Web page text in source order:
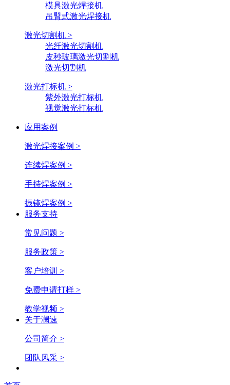
模具激光焊接机
吊臂式激光焊接机
激光切割机 >
光纤激光切割机
皮秒玻璃激光切割机
激光切割机
激光打标机 >
紫外激光打标机
视觉激光打标机
应用案例
激光焊接案例 >
连续焊案例 >
手持焊案例 >
振镜焊案例 >
服务支持
常见问题 >
服务政策 >
客户培训 >
免费申请打样 >
教学视频 >
关于澜速
公司简介 >
团队风采 >